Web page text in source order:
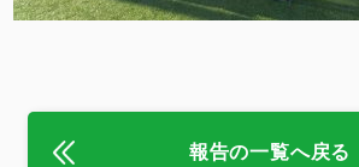
報告の一覧へ戻る